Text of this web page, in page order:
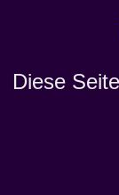
Diese